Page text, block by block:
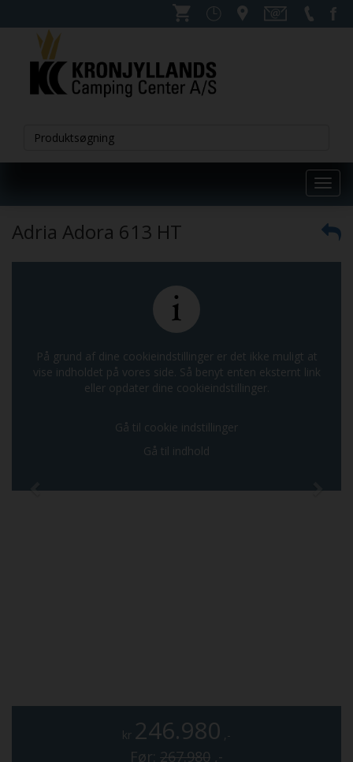
Adria Adora 613 HT
På grund af dine cookieindstillinger er det ikke muligt at
vise indholdet på vores side. Så benyt enten eksternt link
eller opdater dine cookieindstillinger.
Gå til cookie indstillinger
Gå til indhold
kr 246.980 ,-
Før: 267.980 ,-